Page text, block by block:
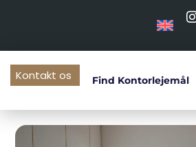
Find Kontorlejemål
Kontakt os